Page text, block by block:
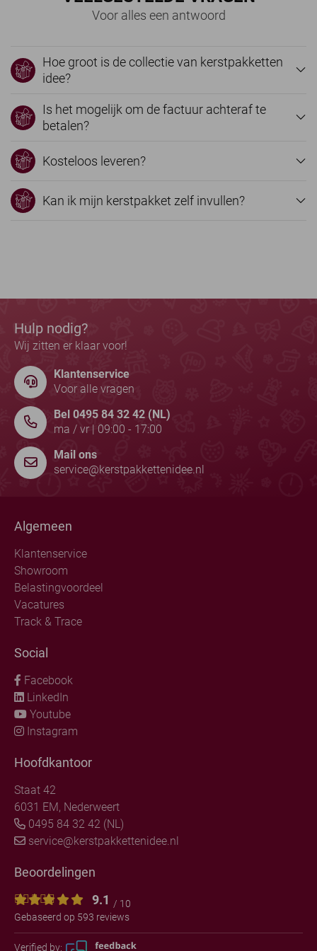
Voor alles een antwoord
Hoe groot is de collectie van kerstpakketten
idee?
Is het mogelijk om de factuur achteraf te
betalen?
Kosteloos leveren?
Kan ik mijn kerstpakket zelf invullen?
Hulp nodig?
Wij zitten er klaar voor!
Klantenservice
Voor alle vragen
Bel 0495 84 32 42 (NL)
ma / vr | 09:00 - 17:00
Mail ons
service@kerstpakkettenidee.nl
Algemeen
Klantenservice
Showroom
Belastingvoordeel
Vacatures
Track & Trace
Social
Facebook
LinkedIn
Youtube
Instagram
Hoofdkantoor
Staat 42
6031 EM, Nederweert
0495 84 32 42 (NL)
service@kerstpakkettenidee.nl
Beoordelingen
9.1 / 10
Gebaseerd op 593 reviews
Verified by: